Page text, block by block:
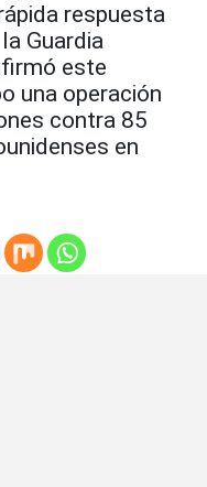
respuesta
Guardia
este
una operación
contra 85
en